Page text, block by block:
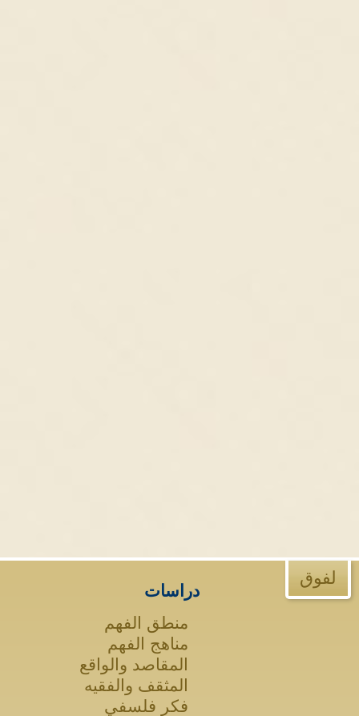
لفوق
دراسات
منطق الفهم
مناهج الفهم
المقاصد والواقع
المثقف والفقيه
فكر فلسفي